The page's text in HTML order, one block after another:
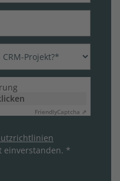
FriendlyCaptcha ⇗
einverstanden. *